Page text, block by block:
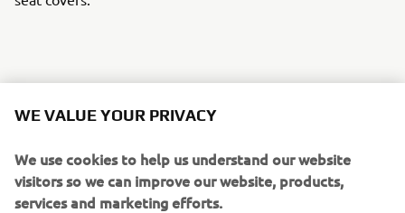
are now available to order for XJR owners looking to
customisation on offer from the Wrenchmonkees and
itroCkS!bikes.
WE VALUE YOUR PRIVACY
We use cookies to help us understand our website
visitors so we can improve our website, products,
services and marketing efforts.